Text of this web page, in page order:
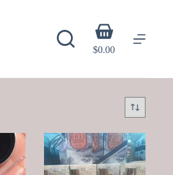
Shopping
cart
$0.00